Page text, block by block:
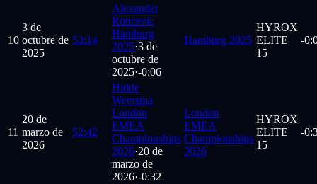
10
3 de
octubre de
2025
53:14
Alexander
Roncevic
Hamburg
2025·3 de
octubre de
2025·-0:06
Hamburg 2025
HYROX
ELITE
15
-
11
20 de
marzo de
2026
52:42
Hidde
Weersma
London
EMEA
Championships
2026·20 de
marzo de
2026·-0:32
London
EMEA
Championships
2026
HYROX
ELITE
15
-